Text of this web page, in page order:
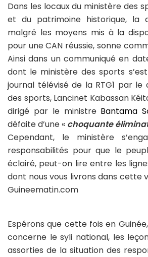
Dans les locaux du ministère des
et du patrimoine historique, la
malgré les moyens mis à la
pour une CAN réussie, sonne
Ainsi dans un communiqué en
dont le ministère des sports
journal télévisé de la RTG1 par le
des sports, Lancinet Kabassan
dirigé par le ministre Bantama
défaite d’une « choquante
Cependant, le ministère
responsabilités pour que le
éclairé, peut-on lire entre les
dont nous vous livrons dans cette
Guineematin.com
Espérons que cette fois en
concerne le syli national, les
assorties de la situation des